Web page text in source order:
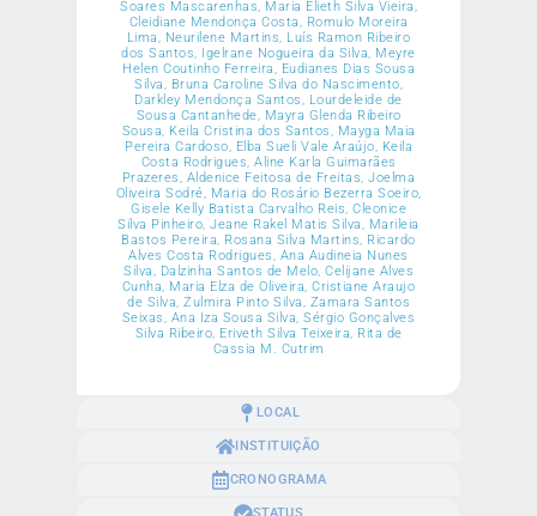
LOCAL
INSTITUIÇÃO
CRONOGRAMA
STATUS
Soares Mascarenhas, Maria Elieth Silva Vieira,
Cleidiane Mendonça Costa, Romulo Moreira
Lima, Neurilene Martins, Luís Ramon Ribeiro
dos Santos, Igelrane Nogueira da Silva, Meyre
Helen Coutinho Ferreira, Eudianes Dias Sousa
Silva, Bruna Caroline Silva do Nascimento,
Darkley Mendonça Santos, Lourdeleide de
Sousa Cantanhede, Mayra Glenda Ribeiro
Sousa, Keila Cristina dos Santos, Mayga Maia
Pereira Cardoso, Elba Sueli Vale Araújo, Keila
Costa Rodrigues, Aline Karla Guimarães
Prazeres, Aldenice Feitosa de Freitas, Joelma
Oliveira Sodré, Maria do Rosário Bezerra Soeiro,
Gisele Kelly Batista Carvalho Reis, Cleonice
Silva Pinheiro, Jeane Rakel Matis Silva, Marileia
Bastos Pereira, Rosana Silva Martins, Ricardo
Alves Costa Rodrigues, Ana Audineia Nunes
Silva, Dalzinha Santos de Melo, Celijane Alves
Cunha, Maria Elza de Oliveira, Cristiane Araujo
de Silva, Zulmira Pinto Silva, Zamara Santos
Seixas, Ana Iza Sousa Silva, Sérgio Gonçalves
Silva Ribeiro, Eriveth Silva Teixeira, Rita de
Cassia M. Cutrim